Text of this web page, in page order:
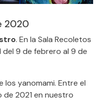
2020
. En la Sala Recoletos
del 9 de febrero al 9 de
los yanomami. Entre el
de 2021 en nuestro